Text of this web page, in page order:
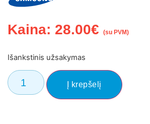
Kaina: 28.00€ (su PVM)
Išankstinis užsakymas
Į krepšelį